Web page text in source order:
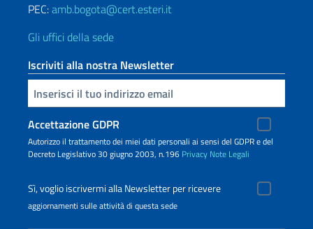
PEC:amb.bogota@cert.esteri.it
Gli uffici della sede
Iscriviti alla nostra Newsletter
Inserisci la tua email
Accettazione GDPR
Autorizzo il trattamento dei miei dati personali ai sensi del GDPR e del
Decreto Legislativo 30 giugno 2003, n.196 Privacy Note Legali
Sì, voglio iscrivermi alla Newsletter per ricevere
aggiornamenti sulle attività di questa sede